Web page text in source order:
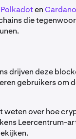
Polkadoten Cardano
die
drijven deze
gebruikers om
weten over hoe
Leercentrum-